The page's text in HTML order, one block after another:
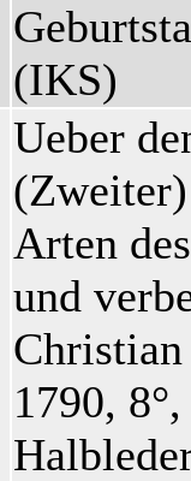
(IKS)
Ueber
Arten
und
1790,